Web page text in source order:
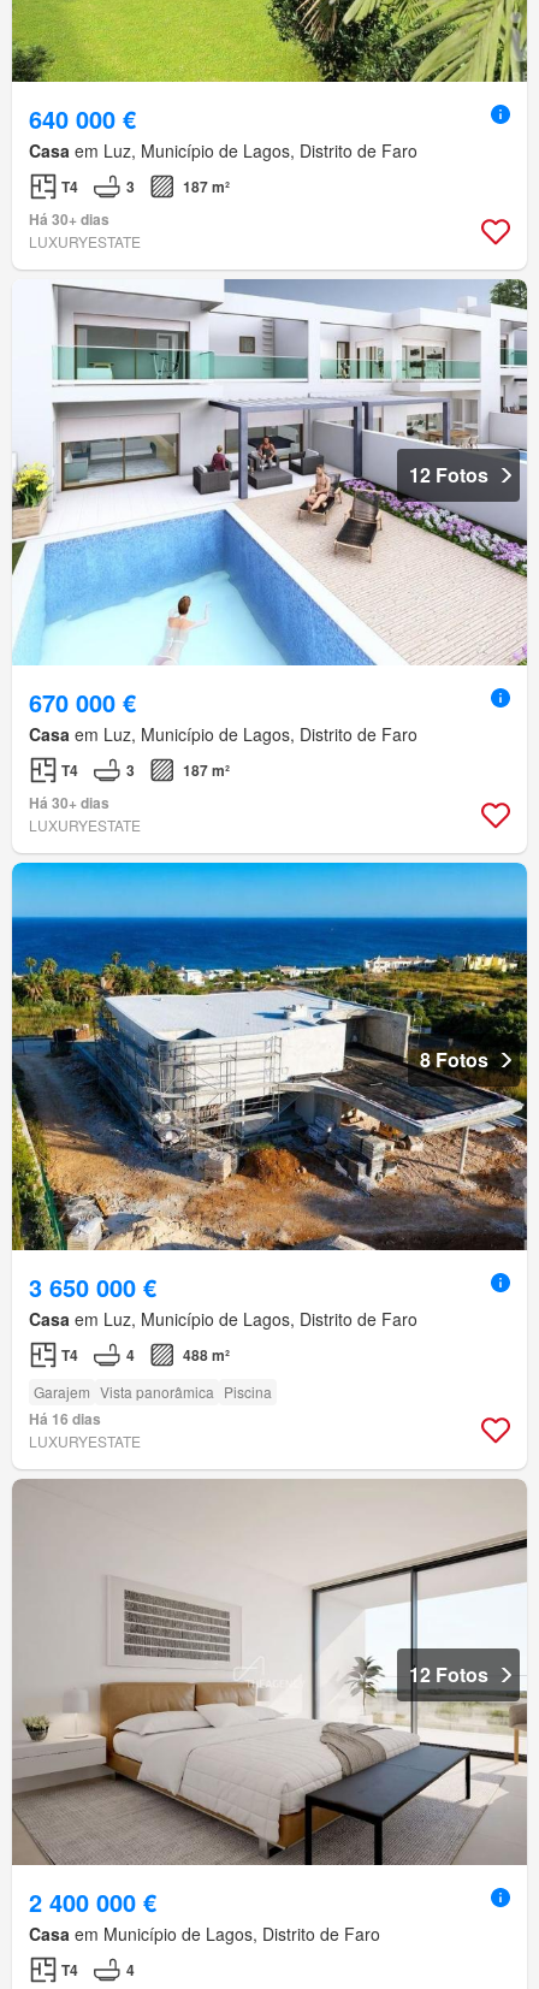
640 000 €
Casa em Luz, Município de Lagos, Distrito de Faro
T4 3
187 m²
Há 30+ dias
LUXURYESTATE
12 Fotos
670 000 €
Casa em Luz, Município de Lagos, Distrito de Faro
T4 3
187 m²
Há 30+ dias
LUXURYESTATE
8 Fotos
3 650 000 €
Casa em Luz, Município de Lagos, Distrito de Faro
T4 4 488 m²
Garajem Vista panorâmica Piscina
Há 16 dias
LUXURYESTATE
12 Fotos
2 400 000 €
Casa em Município de Lagos, Distrito de Faro
T4 4